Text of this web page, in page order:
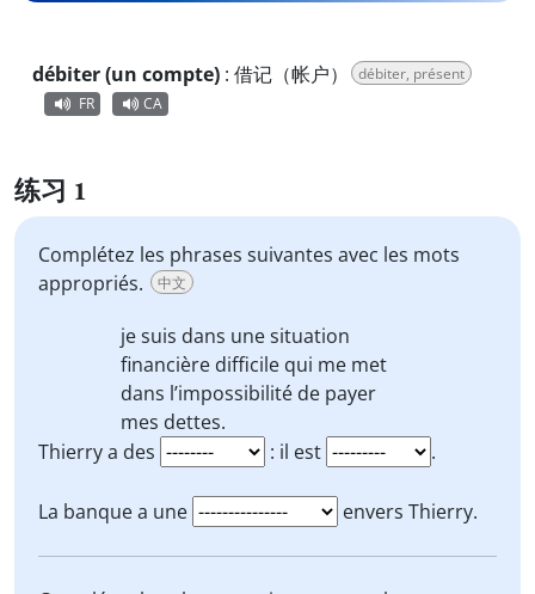
débiter (un compte) : 借记（帐户）
débiter, présent
FR
CA
练习 1
Complétez les phrases suivantes avec les mots
appropriés.
中文
je suis dans une situation
financière difficile qui me met
dans l’impossibilité de payer
mes dettes.
Thierry a des
: il est .
La banque a une envers Thierry.